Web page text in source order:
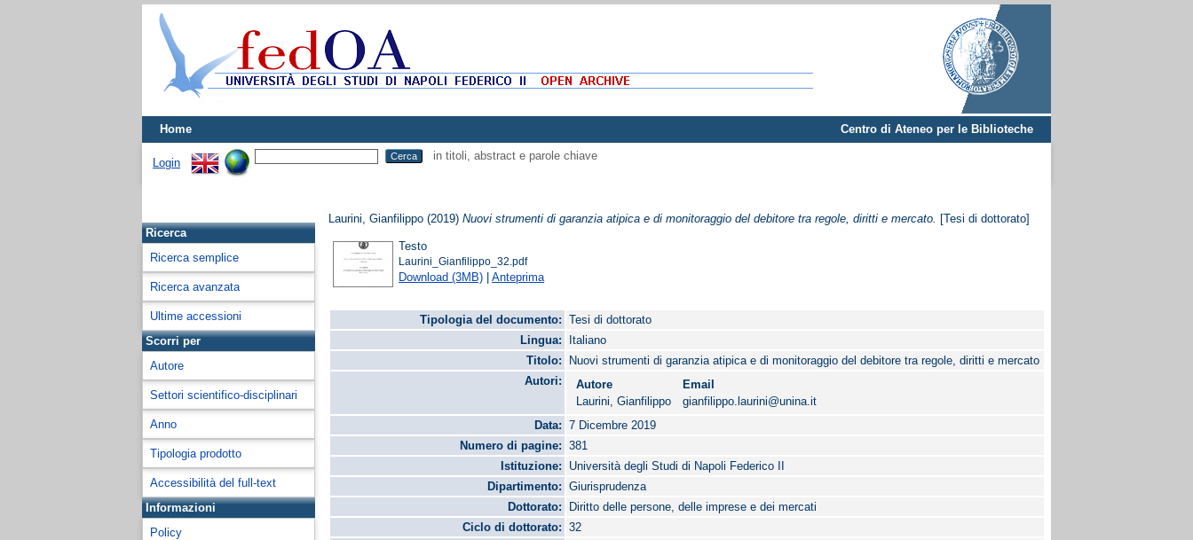
Home Centro di Ateneo per le Biblioteche
Login
in titoli, abstract e parole chiave
Ricerca
Ricerca semplice
Ricerca avanzata
Ultime accessioni
Scorri per
Autore
Settori scientifico-disciplinari
Anno
Tipologia prodotto
Accessibilità del full-text
Informazioni
Policy
Laurini, Gianfilippo (2019)Nuovi strumenti di garanzia atipica e di monitoraggio del debitore tra regole, diritti e mercato. [Tesi di dottorato]
Testo
Laurini_Gianfilippo_32.pdf
Download (3MB) |Anteprima
Tipologia del documento:
Tesi di dottorato
Lingua:
Italiano
Titolo:
Nuovi strumenti di garanzia atipica e di monitoraggio del debitore tra regole, diritti e mercato
Autori:
Autore
Email
Laurini, Gianfilippo
gianfilippo.laurini@unina.it
Data:
7 Dicembre 2019
Numero di pagine:
381
Istituzione:
Università degli Studi di Napoli Federico II
Dipartimento:
Giurisprudenza
Dottorato:
Diritto delle persone, delle imprese e dei mercati
Ciclo di dottorato:
32